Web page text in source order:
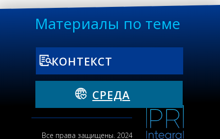
Материалы по теме
СРЕДА
КОНТЕКСТ
Все права защищены. 2024